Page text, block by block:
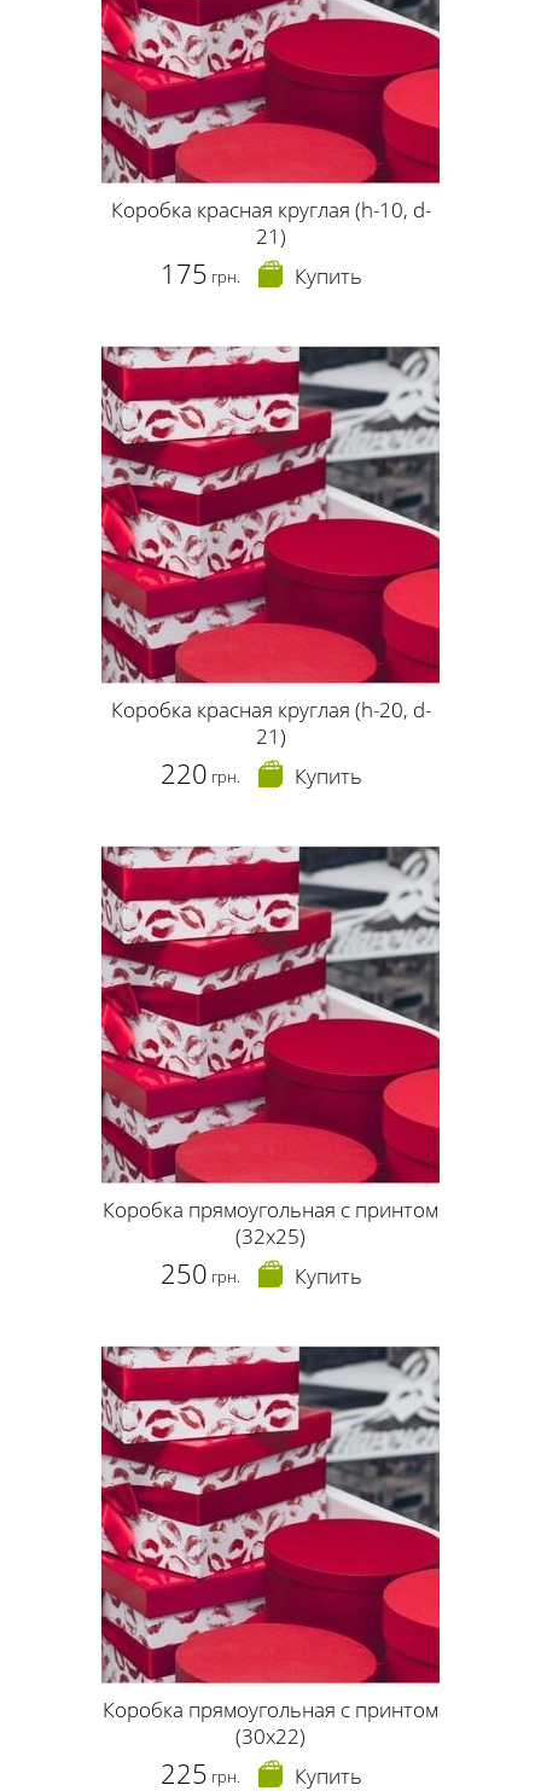
Коробка красная круглая (h-10, d-
21)
175 грн. Купить
Коробка красная круглая (h-20, d-
21)
220 грн. Купить
Коробка прямоугольная с принтом
(32х25)
250 грн. Купить
Коробка прямоугольная с принтом
(30х22)
225 грн. Купить